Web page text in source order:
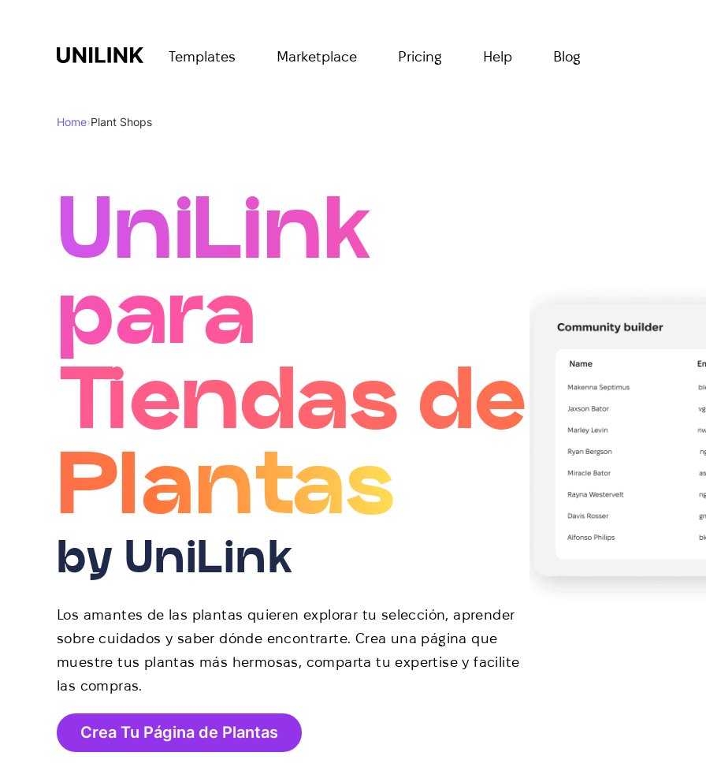
Templates Marketplace Pricing Help Blog
Home›Plant Shops
UniLink
para
Tiendas de
Plantas
by UniLink
Los amantes de las plantas quieren explorar tu selección, aprender
sobre cuidados y saber dónde encontrarte. Crea una página que
muestre tus plantas más hermosas, comparta tu expertise y facilite
las compras.
Crea Tu Página de Plantas